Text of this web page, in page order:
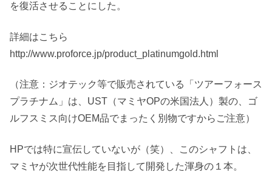
を復活させることにした。
詳細はこちら
http://www.proforce.jp/product_platinumgold.html
（注意：ジオテック等で販売されている「ツアーフォース
プラチナム」は、UST（マミヤOPの米国法人）製の、ゴ
ルフスミス向けOEM品でまったく別物ですからご注意）
HPでは特に宣伝していないが（笑）、このシャフトは、
マミヤが次世代性能を目指して開発した渾身の１本。